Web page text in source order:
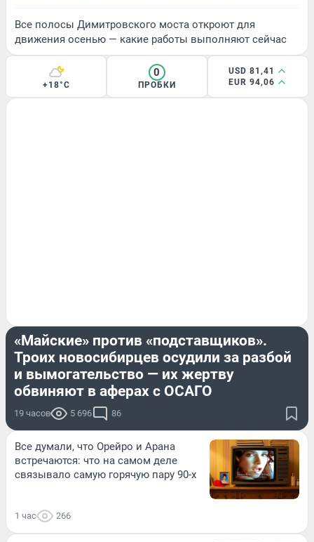
Все полосы Димитровского моста откроют для
движения осенью — какие работы выполняют сейчас
+18°C
0
ПРОБКИ
USD 81,41
EUR 94,06
«Майские» против «подставщиков».
Троих новосибирцев осудили за разбой
и вымогательство — их жертву
обвиняют в аферах с ОСАГО
19 часов 5 696 86
Все думали, что Орейро и Арана
встречаются: что на самом деле
связывало самую горячую пару 90-х
1 час 266